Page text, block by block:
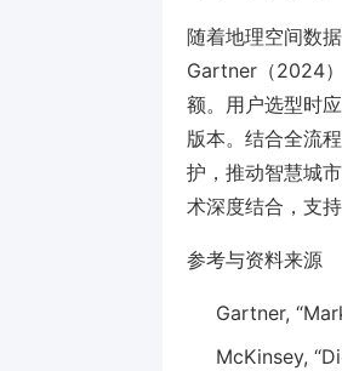
随着地理空间数
Gartner（2024
额。用户选型时
版本。结合全流
护，推动智慧城
术深度结合，支
参考与资料来源
Gartner,
McKinsey,